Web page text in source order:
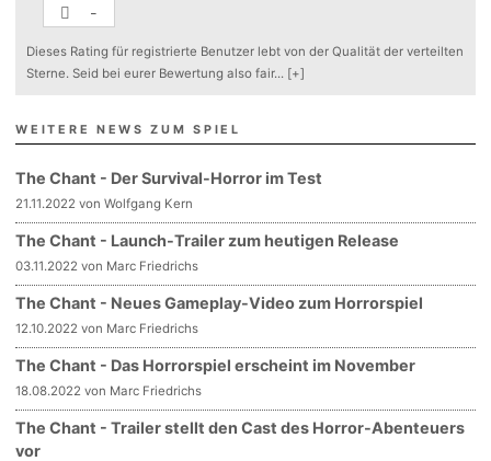
-
Dieses Rating für registrierte Benutzer lebt von der Qualität der verteilten
Sterne. Seid bei eurer Bewertung also fair... [+]
WEITERE NEWS ZUM SPIEL
The Chant - Der Survival-Horror im Test
21.11.2022 von Wolfgang Kern
The Chant - Launch-Trailer zum heutigen Release
03.11.2022 von Marc Friedrichs
The Chant - Neues Gameplay-Video zum Horrorspiel
12.10.2022 von Marc Friedrichs
The Chant - Das Horrorspiel erscheint im November
18.08.2022 von Marc Friedrichs
The Chant - Trailer stellt den Cast des Horror-Abenteuers
vor